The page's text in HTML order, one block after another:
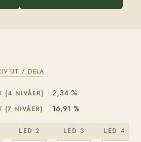
UT / DELA
(4 NIVÅER) 2,34 %
(7 NIVÅER) 16,91 %
LED 2 LED 3 LED 4